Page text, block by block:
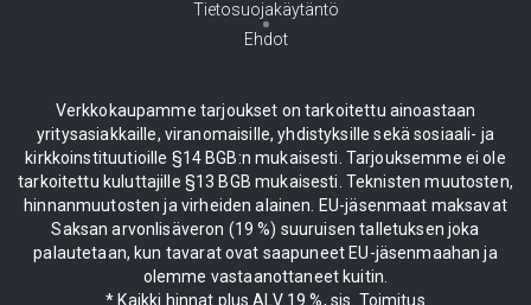
Tietosuojakäytäntö
Ehdot
Verkkokaupamme tarjoukset on tarkoitettu ainoastaan
yritysasiakkaille, viranomaisille, yhdistyksille sekä sosiaali- ja
kirkkoinstituutioille §14 BGB:n mukaisesti. Tarjouksemme ei ole
tarkoitettu kuluttajille §13 BGB mukaisesti. Teknisten muutosten,
hinnanmuutosten ja virheiden alainen. EU-jäsenmaat maksavat
Saksan arvonlisäveron (19 %) suuruisen talletuksen joka
palautetaan, kun tavarat ovat saapuneet EU-jäsenmaahan ja
olemme vastaanottaneet kuitin.
* Kaikki hinnat plus ALV 19 %, sis. Toimitus